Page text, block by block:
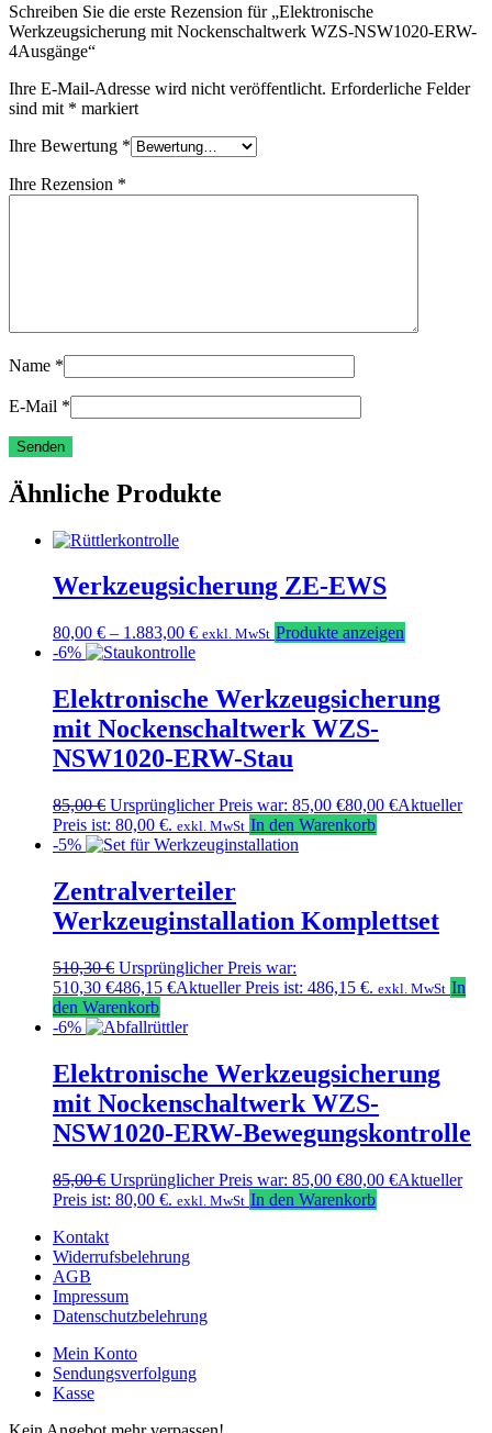
Schreiben Sie die erste Rezension für „Elektronische
Werkzeugsicherung mit Nockenschaltwerk WZS-NSW1020-ERW-
4Ausgänge“
Ihre E-Mail-Adresse wird nicht veröffentlicht. Erforderliche Felder
sind mit * markiert
Ihre Bewertung *
Ihre Rezension *
Name *
E-Mail *
Ähnliche Produkte
Werkzeugsicherung ZE-EWS
80,00 € – 1.883,00 € exkl. MwSt Produkte anzeigen
-6%
Elektronische Werkzeugsicherung
mit Nockenschaltwerk WZS-
NSW1020-ERW-Stau
85,00€ Ursprünglicher Preis war: 85,00 €80,00 €Aktueller
Preis ist: 80,00 €. exkl. MwSt In den Warenkorb
-5%
Zentralverteiler
Werkzeuginstallation Komplettset
510,30€ Ursprünglicher Preis war:
510,30 €486,15 €Aktueller Preis ist: 486,15 €. exkl. MwSt In
den Warenkorb
-6%
Elektronische Werkzeugsicherung
mit Nockenschaltwerk WZS-
NSW1020-ERW-Bewegungskontrolle
85,00€ Ursprünglicher Preis war: 85,00 €80,00 €Aktueller
Preis ist: 80,00 €. exkl. MwSt In den Warenkorb
Kontakt
Widerrufsbelehrung
AGB
Impressum
Datenschutzbelehrung
Mein Konto
Sendungsverfolgung
Kasse